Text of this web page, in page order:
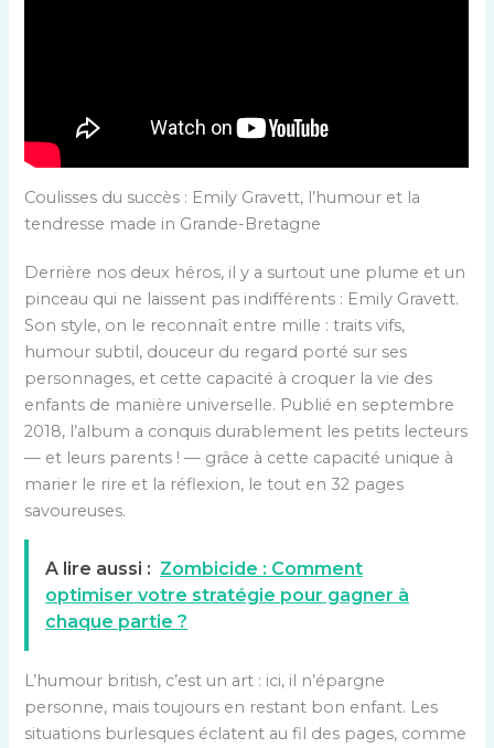
Coulisses du succès : Emily Gravett, l’humour et la
tendresse made in Grande-Bretagne
Derrière nos deux héros, il y a surtout une plume et un
pinceau qui ne laissent pas indifférents : Emily Gravett.
Son style, on le reconnaît entre mille : traits vifs,
humour subtil, douceur du regard porté sur ses
personnages, et cette capacité à croquer la vie des
enfants de manière universelle. Publié en septembre
2018, l’album a conquis durablement les petits lecteurs
— et leurs parents ! — grâce à cette capacité unique à
marier le rire et la réflexion, le tout en 32 pages
savoureuses.
A lire aussi : Zombicide : Comment
optimiser votre stratégie pour gagner à
chaque partie ?
L’humour british, c’est un art : ici, il n’épargne
personne, mais toujours en restant bon enfant. Les
situations burlesques éclatent au fil des pages, comme